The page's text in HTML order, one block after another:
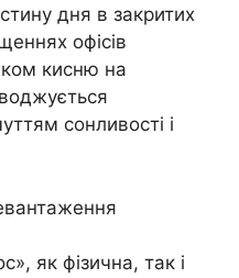
дня в закритих
офісів
кисню на
сонливості і
як фізична, так і